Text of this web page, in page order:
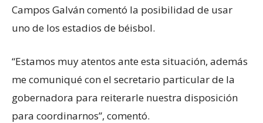
Campos Galván comentó la posibilidad de usar
uno de los estadios de béisbol.
“Estamos muy atentos ante esta situación, además
me comuniqué con el secretario particular de la
gobernadora para reiterarle nuestra disposición
para coordinarnos”, comentó.